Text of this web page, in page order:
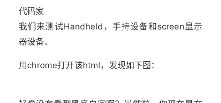
代码家
我们来测试Handheld，手持设备和screen显示
器设备。
用chrome打开该html，发现如下图：